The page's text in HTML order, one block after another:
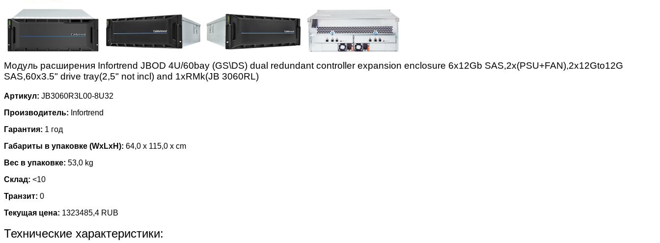
Модуль расширения Infortrend JBOD 4U/60bay (GS\DS) dual redundant controller expansion enclosure 6x12Gb SAS,2x(PSU+FAN),2x12Gto12G
SAS,60x3.5" drive tray(2,5" not incl) and 1xRMk(JB 3060RL)
Артикул: JB3060R3L00-8U32
Производитель: Infortrend
Гарантия: 1 год
Габариты в упаковке (WxLxH): 64,0 x 115,0 x cm
Вес в упаковке: 53,0 kg
Склад: <10
Транзит: 0
Текущая цена: 1323485,4 RUB
Технические характеристики: